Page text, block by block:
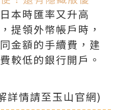
本時匯率又升高
提領外幣帳戶時，
金額的手續費，建
較低的銀行開戶。
詳情請至玉山官網)